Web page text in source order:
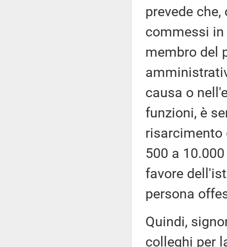
prevede
commessi
membro del
causa o
funzioni, è
risarcimento
500 a
favore
persona
Quindi,
colleghi per